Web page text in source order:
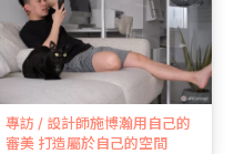
專訪 / 設計師施博瀚用自己的
審美 打造屬於自己的空間